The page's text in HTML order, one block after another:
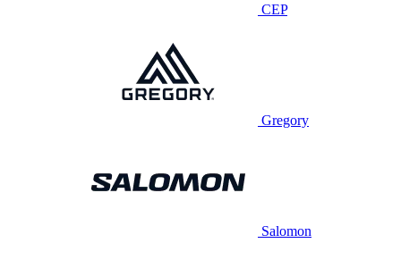
CEP
Gregory
Salomon